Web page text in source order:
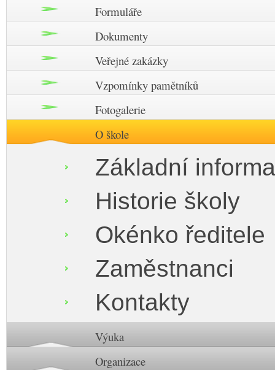
Formuláře
Dokumenty
Veřejné zakázky
Vzpomínky pamětníků
Fotogalerie
O škole
Základní
Historie školy
Okénko ředitele
Zaměstnanci
Kontakty
Výuka
Organizace